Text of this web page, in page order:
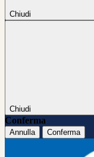
Chiudi
Chiudi
Conferma
Annulla Conferma